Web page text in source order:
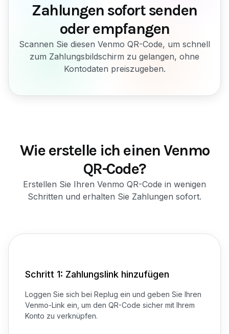
Zahlungen sofort senden
oder empfangen
Scannen Sie diesen Venmo QR-Code, um schnell
zum Zahlungsbildschirm zu gelangen, ohne
Kontodaten preiszugeben.
Wie erstelle ich einen Venmo
QR-Code?
Erstellen Sie Ihren Venmo QR-Code in wenigen
Schritten und erhalten Sie Zahlungen sofort.
Schritt 1: Zahlungslink hinzufügen
Loggen Sie sich bei Replug ein und geben Sie Ihren
Venmo-Link ein, um den QR-Code sicher mit Ihrem
Konto zu verknüpfen.